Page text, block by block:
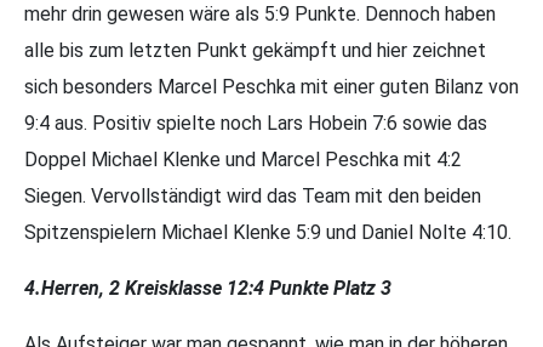
mehr drin gewesen wäre als 5:9 Punkte. Dennoch haben
alle bis zum letzten Punkt gekämpft und hier zeichnet
sich besonders Marcel Peschka mit einer guten Bilanz von
9:4 aus. Positiv spielte noch Lars Hobein 7:6 sowie das
Doppel Michael Klenke und Marcel Peschka mit 4:2
Siegen. Vervollständigt wird das Team mit den beiden
Spitzenspielern Michael Klenke 5:9 und Daniel Nolte 4:10.
4.Herren, 2 Kreisklasse 12:4 Punkte Platz 3